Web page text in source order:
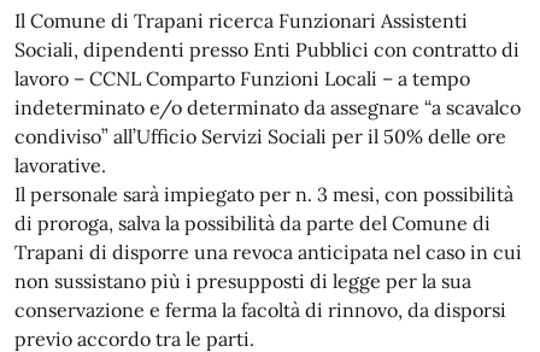
Il Comune di Trapani ricerca Funzionari Assistenti
Sociali, dipendenti presso Enti Pubblici con contratto di
lavoro – CCNL Comparto Funzioni Locali – a tempo
indeterminato e/o determinato da assegnare “a scavalco
condiviso” all’Ufficio Servizi Sociali per il 50% delle ore
lavorative.
Il personale sarà impiegato per n. 3 mesi, con possibilità
di proroga, salva la possibilità da parte del Comune di
Trapani di disporre una revoca anticipata nel caso in cui
non sussistano più i presupposti di legge per la sua
conservazione e ferma la facoltà di rinnovo, da disporsi
previo accordo tra le parti.